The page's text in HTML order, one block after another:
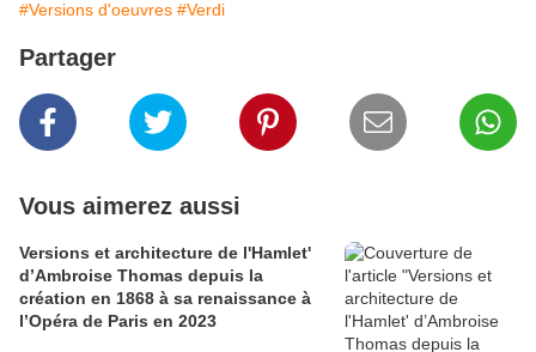
#Versions d'oeuvres #Verdi
Partager
Vous aimerez aussi
Versions et architecture de l'Hamlet'
d’Ambroise Thomas depuis la
création en 1868 à sa renaissance à
l’Opéra de Paris en 2023